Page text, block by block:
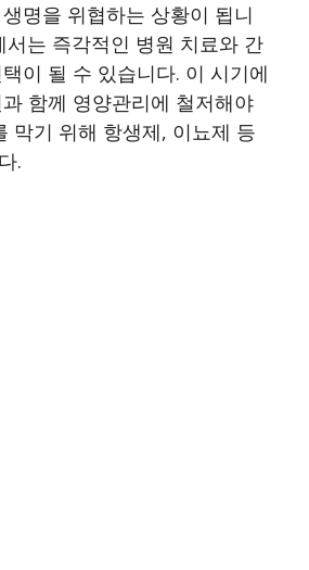
명을 위협하는 상황이 됩니
서는 즉각적인 병원 치료와 간
이 될 수 있습니다. 이 시기에
함께 영양관리에 철저해야
막기 위해 항생제, 이뇨제 등
.